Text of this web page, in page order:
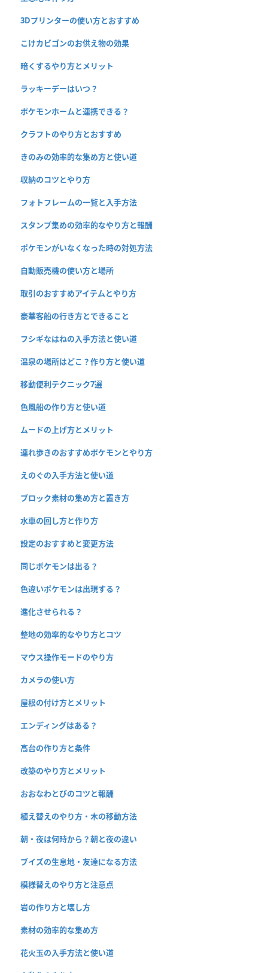
3Dプリンターの使い方とおすすめ
こけカビゴンのお供え物の効果
暗くするやり方とメリット
ラッキーデーはいつ？
ポケモンホームと連携できる？
クラフトのやり方とおすすめ
きのみの効率的な集め方と使い道
収納のコツとやり方
フォトフレームの一覧と入手方法
スタンプ集めの効率的なやり方と報酬
ポケモンがいなくなった時の対処方法
自動販売機の使い方と場所
取引のおすすめアイテムとやり方
豪華客船の行き方とできること
フシギなはねの入手方法と使い道
温泉の場所はどこ？作り方と使い道
移動便利テクニック7選
色風船の作り方と使い道
ムードの上げ方とメリット
連れ歩きのおすすめポケモンとやり方
えのぐの入手方法と使い道
ブロック素材の集め方と置き方
水車の回し方と作り方
設定のおすすめと変更方法
同じポケモンは出る？
色違いポケモンは出現する？
進化させられる？
整地の効率的なやり方とコツ
マウス操作モードのやり方
カメラの使い方
屋根の付け方とメリット
エンディングはある？
高台の作り方と条件
改築のやり方とメリット
おおなわとびのコツと報酬
植え替えのやり方・木の移動方法
朝・夜は何時から？朝と夜の違い
ブイズの生息地・友達になる方法
模様替えのやり方と注意点
岩の作り方と壊し方
素材の効率的な集め方
花火玉の入手方法と使い道